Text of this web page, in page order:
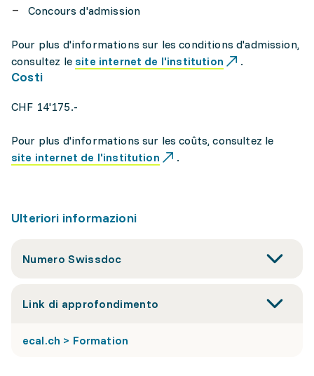
Concours d'admission
Pour plus d'informations sur les conditions d'admission,
consultez le site internet de l'institution .
Costi
CHF 14'175.-
Pour plus d'informations sur les coûts, consultez le
site internet de l'institution
.
Ulteriori informazioni
Numero Swissdoc
Link di approfondimento
ecal.ch > Formation